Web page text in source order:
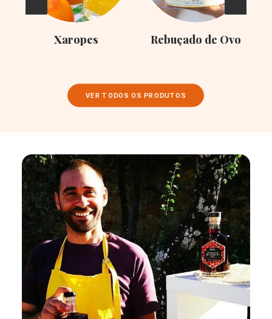
Xaropes Rebuçado de Ovo
VER TODOS OS PRODUTOS